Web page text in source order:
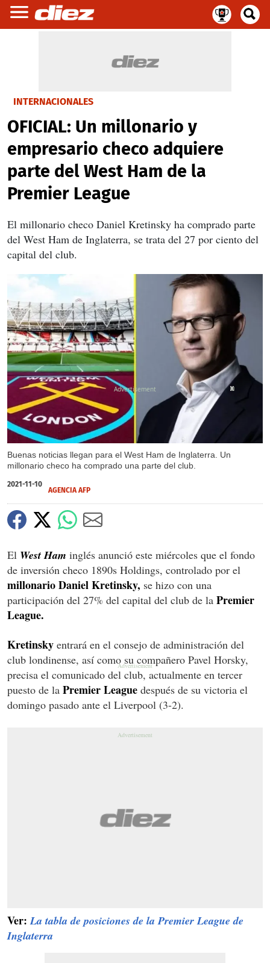
INTERNACIONALES
OFICIAL: Un millonario y
empresario checo adquiere
parte del West Ham de la
Premier League
El millonario checo Daniel Kretinsky ha comprado parte
del West Ham de Inglaterra, se trata del 27 por ciento del
capital del club.
Buenas noticias llegan para el West Ham de Inglaterra. Un
millonario checo ha comprado una parte del club.
X
X
2021-11-10
AGENCIA AFP
El West Ham inglés anunció este miércoles que el fondo
de inversión checo 1890s Holdings, controlado por el
millonario Daniel Kretinsky, se hizo con una
participación del 27% del capital del club de la Premier
League.
Kretinsky entrará en el consejo de administración del
club londinense, así como su compañero Pavel Horsky,
precisa el comunicado del club, actualmente en tercer
puesto de la Premier League después de su victoria el
domingo pasado ante el Liverpool (3-2).
Ver:La tabla de posiciones de la Premier League de
Inglaterra